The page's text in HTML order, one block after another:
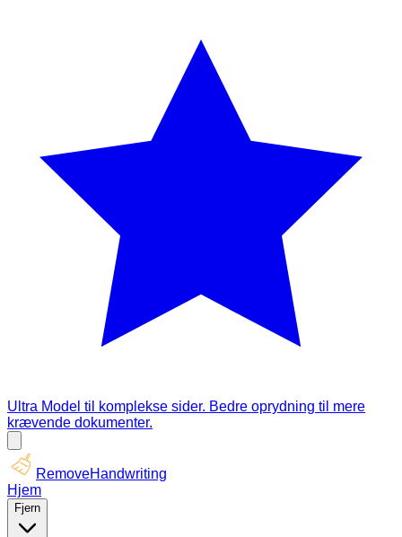
Ultra Model til komplekse sider. Bedre oprydning til mere
krævende dokumenter.
RemoveHandwriting
Hjem
Fjern